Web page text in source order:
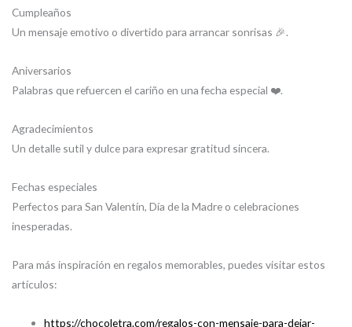
Cumpleaños
Un mensaje emotivo o divertido para arrancar sonrisas 🎉.
Aniversarios
Palabras que refuercen el cariño en una fecha especial ❤️.
Agradecimientos
Un detalle sutil y dulce para expresar gratitud sincera.
Fechas especiales
Perfectos para San Valentín, Día de la Madre o celebraciones
inesperadas.
Para más inspiración en regalos memorables, puedes visitar estos
artículos:
https://chocoletra.com/regalos-con-mensaje-para-dejar-